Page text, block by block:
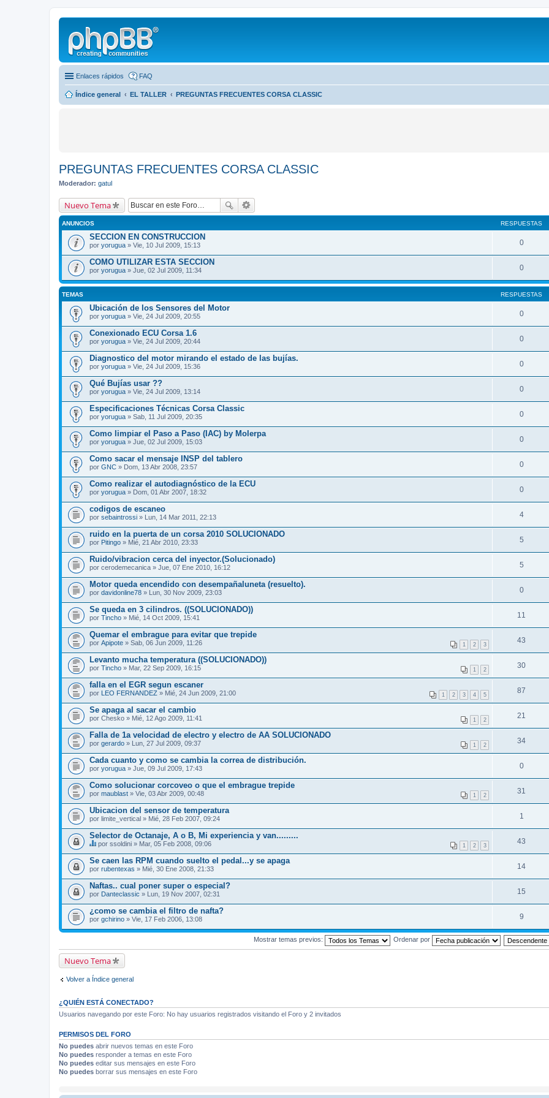
Enlaces rápidos FAQ
Índice general EL TALLER PREGUNTAS FRECUENTES CORSA CLASSIC
PREGUNTAS FRECUENTES CORSA CLASSIC
Moderador: gatul
Nuevo Tema
ANUNCIOS RESPUESTAS
SECCION EN CONSTRUCCION
por yorugua » Vie, 10 Jul 2009, 15:13 0
COMO UTILIZAR ESTA SECCION
por yorugua » Jue, 02 Jul 2009, 11:34 0
TEMAS RESPUESTAS
Ubicación de los Sensores del Motor
por yorugua » Vie, 24 Jul 2009, 20:55 0
Conexionado ECU Corsa 1.6
por yorugua » Vie, 24 Jul 2009, 20:44 0
Diagnostico del motor mirando el estado de las bujías.
por yorugua » Vie, 24 Jul 2009, 15:36 0
Qué Bujías usar ??
por yorugua » Vie, 24 Jul 2009, 13:14 0
Especificaciones Técnicas Corsa Classic
por yorugua » Sab, 11 Jul 2009, 20:35 0
Como limpiar el Paso a Paso (IAC) by Molerpa
por yorugua » Jue, 02 Jul 2009, 15:03 0
Como sacar el mensaje INSP del tablero
por GNC » Dom, 13 Abr 2008, 23:57 0
Como realizar el autodiagnóstico de la ECU
por yorugua » Dom, 01 Abr 2007, 18:32 0
codigos de escaneo
por sebaintrossi » Lun, 14 Mar 2011, 22:13 4
ruido en la puerta de un corsa 2010 SOLUCIONADO
por Pitingo » Mié, 21 Abr 2010, 23:33 5
Ruido/vibracion cerca del inyector.(Solucionado)
por cerodemecanica » Jue, 07 Ene 2010, 16:12 5
Motor queda encendido con desempañaluneta (resuelto).
por davidonline78 » Lun, 30 Nov 2009, 23:03 0
Se queda en 3 cilindros. ((SOLUCIONADO))
por Tincho » Mié, 14 Oct 2009, 15:41 11
Quemar el embrague para evitar que trepide
1 2 3
por Apipote » Sab, 06 Jun 2009, 11:26 43
Levanto mucha temperatura ((SOLUCIONADO))
1 2
por Tincho » Mar, 22 Sep 2009, 16:15 30
falla en el EGR segun escaner
1 2 3 4 5
por LEO FERNANDEZ » Mié, 24 Jun 2009, 21:00 87
Se apaga al sacar el cambio
1 2
por Chesko » Mié, 12 Ago 2009, 11:41 21
Falla de 1a velocidad de electro y electro de AA SOLUCIONADO
1 2
por gerardo » Lun, 27 Jul 2009, 09:37 34
Cada cuanto y como se cambia la correa de distribución.
por yorugua » Jue, 09 Jul 2009, 17:43 0
Como solucionar corcoveo o que el embrague trepide
1 2
por maublast » Vie, 03 Abr 2009, 00:48 31
Ubicacion del sensor de temperatura
por limite_vertical » Mié, 28 Feb 2007, 09:24 1
Selector de Octanaje, A o B, Mi experiencia y van.........
1 2 3
E
t
e
t
e
m
t
i
e
n
n
a
e
c
s
t
a
por ssoldini » Mar, 05 Feb 2008, 09:06 43
Se caen las RPM cuando suelto el pedal...y se apaga
por rubentexas » Mié, 30 Ene 2008, 21:33 14
Naftas.. cual poner super o especial?
por Danteclassic » Lun, 19 Nov 2007, 02:31 15
¿como se cambia el filtro de nafta?
por gchirino » Vie, 17 Feb 2006, 13:08 9
Mostrar temas previos: Ordenar por
Nuevo Tema
Volver a Índice general
¿QUIÉN ESTÁ CONECTADO?
Usuarios navegando por este Foro: No hay usuarios registrados visitando el Foro y 2 invitados
PERMISOS DEL FORO
No puedes abrir nuevos temas en este Foro
No puedes responder a temas en este Foro
No puedes editar sus mensajes en este Foro
No puedes borrar sus mensajes en este Foro